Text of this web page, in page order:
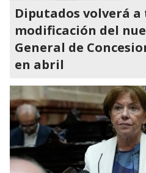
Diputados volverá
modificación del
General de
en abril